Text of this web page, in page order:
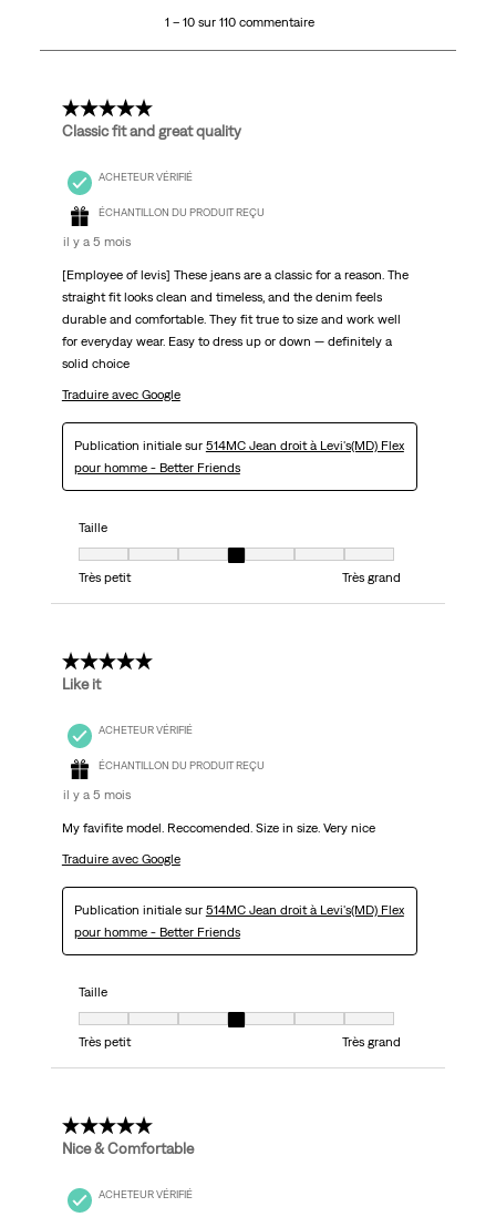
110
1 – 10 sur 110 commentaire
5 étoile(s) sur 5.
Classic fit and great quality
ACHETEUR VÉRIFIÉ
ÉCHANTILLON DU PRODUIT REÇU
il y a 5 mois
[Employee of levis] These jeans are a classic for a reason. The
straight fit looks clean and timeless, and the denim feels
durable and comfortable. They fit true to size and work well
for everyday wear. Easy to dress up or down — definitely a
solid choice
Traduire avec Google
Publication initiale sur 514MC Jean droit à Levi's(MD) Flex
pour homme - Better Friends
Taille
Taille, 4 sur 7, où 1 est égal à Très petit et 7 est égal à Très grand
Très petit
Très grand
5 étoile(s) sur 5.
Like it
ACHETEUR VÉRIFIÉ
ÉCHANTILLON DU PRODUIT REÇU
il y a 5 mois
My favifite model. Reccomended. Size in size. Very nice
Traduire avec Google
Publication initiale sur 514MC Jean droit à Levi's(MD) Flex
pour homme - Better Friends
Taille
Taille, 4 sur 7, où 1 est égal à Très petit et 7 est égal à Très grand
Très petit
Très grand
5 étoile(s) sur 5.
Nice & Comfortable
ACHETEUR VÉRIFIÉ